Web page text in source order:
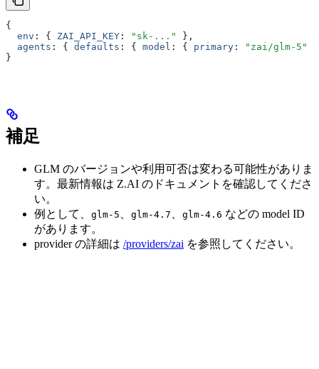
{
  env
: { ZAI_API_KEY : "sk-..." } ,
  agents
: { defaults : { model : { primary : "zai/glm-5"
}
補足
GLM のバージョンや利用可否は変わる可能性がありま
す。最新情報は Z.AI のドキュメントを確認してくださ
い。
例として、 glm-5 glm-4.7 glm-4.6 などの model ID
があります。
provider の詳細は /providers/zai を参照してください。